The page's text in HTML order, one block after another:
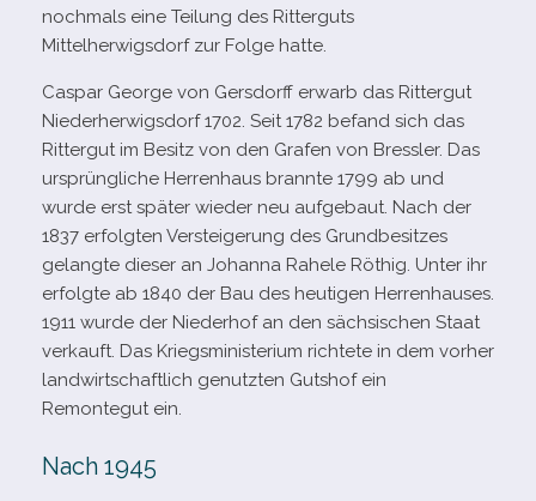
noch­mals eine Teilung des Ritterguts
Mittelherwigsdorf zur Folge hatte.
Caspar George von Gersdorff erwarb das Rittergut
Niederherwigsdorf 1702. Seit 1782 befand sich das
Rittergut im Besitz von den Grafen von Bressler. Das
ursprüng­li­che Herrenhaus brannte 1799 ab und
wurde erst spä­ter wie­der neu auf­ge­baut. Nach der
1837 erfolg­ten Versteigerung des Grundbesitzes
gelangte die­ser an Johanna Rahele Röthig. Unter ihr
erfolgte ab 1840 der Bau des heu­ti­gen Herrenhauses.
1911 wurde der Niederhof an den säch­si­schen Staat
ver­kauft. Das Kriegsministerium rich­tete in dem vor­her
land­wirt­schaft­lich genutz­ten Gutshof ein
Remontegut ein.
Nach 1945